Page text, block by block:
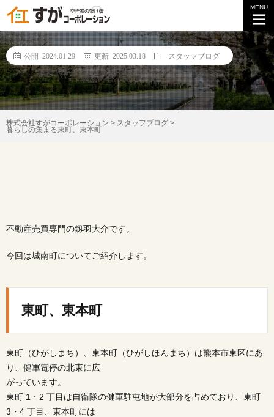
MENU
暮らしの集まる東町、東本町
公開 2024.01.29 更新 2025.03.18 スタッフブログ
株式会社すがコーポレーション > スタッフブログ >
暮らしの集まる東町、東本町
不動産売買専門の釼羽大介です。
今回は城南町についてご紹介します。
東町、東本町
東町（ひがしまち）、東本町（ひがしほんまち）は熊本市東区にあ
り、健軍電停の北東に広
がっています。
東町 1・2 丁目は自衛隊の健軍駐屯地が大部分を占めており、東町
3・4 丁目、東本町には